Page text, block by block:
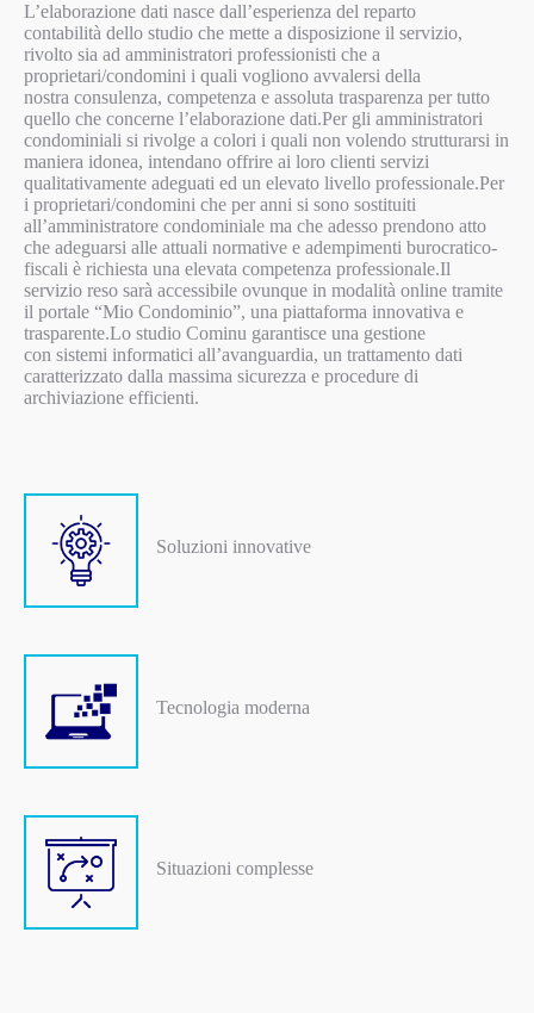
L’elaborazione dati nasce dall’esperienza del reparto
contabilità dello studio che mette a disposizione il servizio,
rivolto sia ad amministratori professionisti che a
proprietari/condomini i quali vogliono avvalersi della
nostra consulenza, competenza e assoluta trasparenza per tutto
quello che concerne l’elaborazione dati.Per gli amministratori
condominiali si rivolge a colori i quali non volendo strutturarsi in
maniera idonea, intendano offrire ai loro clienti servizi
qualitativamente adeguati ed un elevato livello professionale.Per
i proprietari/condomini che per anni si sono sostituiti
all’amministratore condominiale ma che adesso prendono atto
che adeguarsi alle attuali normative e adempimenti burocratico-
fiscali è richiesta una elevata competenza professionale.Il
servizio reso sarà accessibile ovunque in modalità online tramite
il portale “Mio Condominio”, una piattaforma innovativa e
trasparente.Lo studio Cominu garantisce una gestione
con sistemi informatici all’avanguardia, un trattamento dati
caratterizzato dalla massima sicurezza e procedure di
archiviazione efficienti.
Soluzioni innovative
Tecnologia moderna
Situazioni complesse